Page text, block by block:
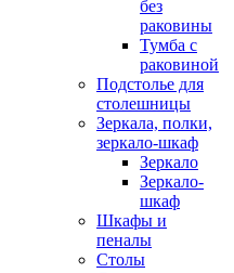
без
раковины
Тумба с
раковиной
Подстолье для
столешницы
Зеркала, полки,
зеркало-шкаф
Зеркало
Зеркало-
шкаф
Шкафы и
пеналы
Столы